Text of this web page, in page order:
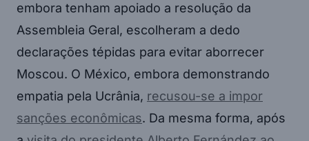
embora tenham apoiado a resolução da
Assembleia Geral, escolheram a dedo
declarações tépidas para evitar aborrecer
Moscou. O México, embora demonstrando
empatia pela Ucrânia, recusou-se a impor
sanções econômicas. Da mesma forma, após